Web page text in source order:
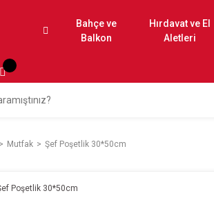
Bahçe ve
Balkon
Hırdavat ve El
Aletleri
Mutfak Şef Poşetlik 30*50cm